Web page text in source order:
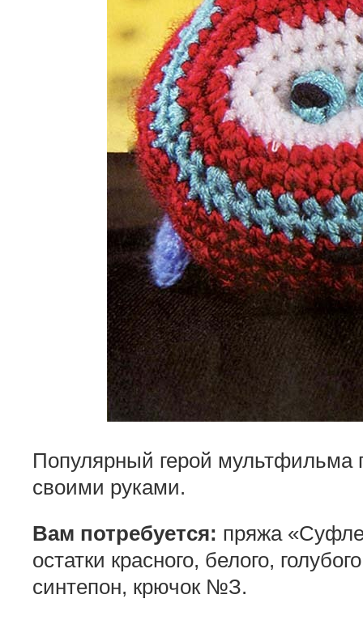
Популярный герой мультфильма
своими руками.
Вам потребуется: пряжа
остатки красного, белого,
синтепон, крючок №З.